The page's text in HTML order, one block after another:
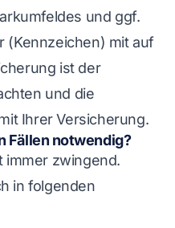
und ggf.
(Kennzeichen) mit auf
ist der
und die
Ihrer Versicherung.
Fällen notwendig?
immer zwingend.
in folgenden